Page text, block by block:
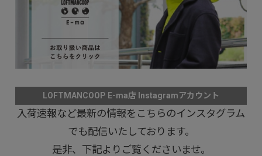
LOFTMANCOOP E-ma店 Instagramアカウント
入荷速報など最新の情報をこちらのインスタグラム
でも配信いたしております。
是非、下記よりご覧くださいませ。